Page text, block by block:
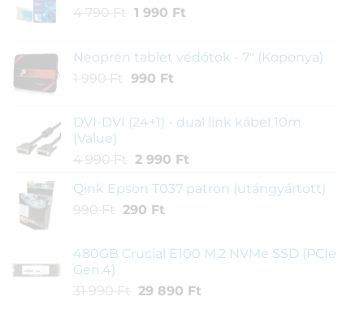
4 790 Ft
Original
4
790 Ft.
1 990 FtCurrent
1
Neoprén tablet védőtok - 7" (Koponya)
1 990 Ft
Original
1
990 FtCurrent
990 Ft.
DVI-DVI (24+1) - dual link kábel 10m
(Value)
4 990 Ft
Original
was:
4
2 990 FtCurrent
is:
Qink Epson T037 patron (utángyártott)
990 Ft
Original
990 Ft.
290 FtCurrent
290 Ft.
480GB Crucial E100 M.2 NVMe SSD (PCIe
Gen.4)
31 990 Ft
Original
29 890 FtCurrent